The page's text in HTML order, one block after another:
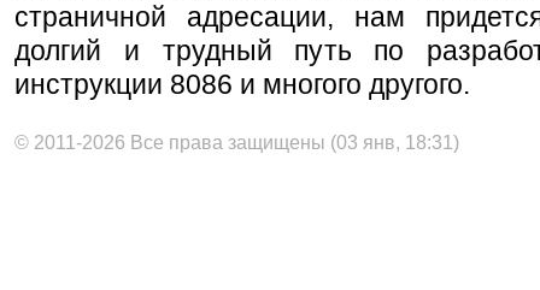
страничной адресации, нам
долгий и трудный путь по
инструкции 8086 и многого другого.
© 2011-2026 Все права защищены (03 янв, 18:31)